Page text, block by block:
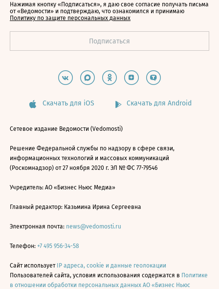
Нажимая кнопку «Подписаться», я даю свое согласие получать письма
от «Ведомости» и подтверждаю, что ознакомился и принимаю
Политику по защите персональных данных
Скачать для iOS Скачать для Android
Сетевое издание Ведомости (Vedomosti)
Решение Федеральной службы по надзору в сфере связи,
информационных технологий и массовых коммуникаций
(Роскомнадзор) от 27 ноября 2020 г. ЭЛ № ФС 77-79546
Учредитель: АО «Бизнес Ньюс Медиа»
Главный редактор: Казьмина Ирина Сергеевна
Электронная почта: news@vedomosti.ru
Телефон: +7 495 956-34-58
Сайт использует IP адреса, cookie и данные геолокации
Пользователей сайта, условия использования содержатся в Политике
в отношении обработки персональных данных АО «Бизнес Ньюс